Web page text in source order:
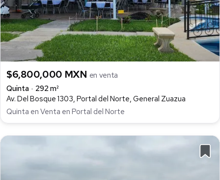
$6,800,000 MXN en venta
Quinta
292 m²
Av. Del Bosque 1303, Portal del Norte, General Zuazua
Quinta en Venta en Portal del Norte